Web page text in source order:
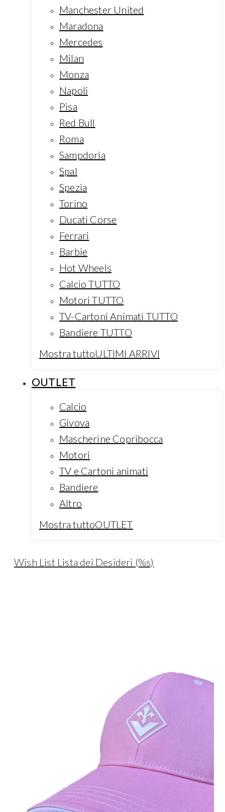
Manchester United
Maradona
Mercedes
Milan
Monza
Napoli
Pisa
Red Bull
Roma
Sampdoria
Spal
Spezia
Torino
Ducati Corse
Ferrari
Barbie
Hot Wheels
Calcio TUTTO
Motori TUTTO
TV-Cartoni Animati TUTTO
Bandiere TUTTO
Mostra tuttoULTIMI ARRIVI
OUTLET
Calcio
Givova
Mascherine Copribocca
Motori
TV e Cartoni animati
Bandiere
Altro
Mostra tuttoOUTLET
Wish List Lista dei Desideri (%s)